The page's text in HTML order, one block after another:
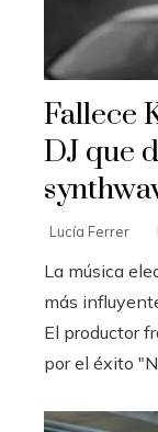
Fallece
DJ que
Lucía Ferrer
La música
más
El productor
por el éxito